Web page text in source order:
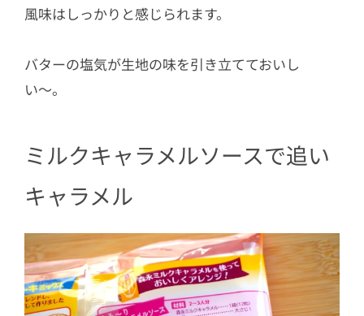
風味はしっかりと感じられます。
バターの塩気が生地の味を引き立てておいし
い〜。
ミルクキャラメルソースで追い
キャラメル